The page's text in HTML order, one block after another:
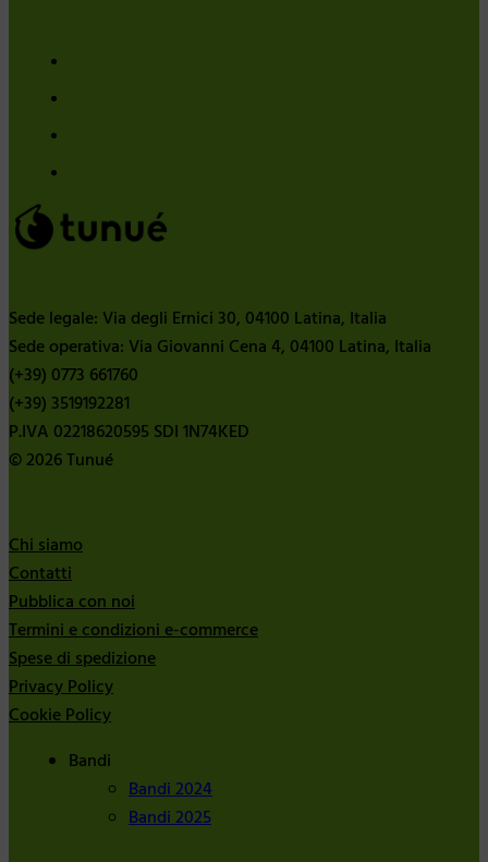
Sede legale: Via degli Ernici 30, 04100 Latina, Italia
Sede operativa: Via Giovanni Cena 4, 04100 Latina, Italia
(+39) 0773 661760
(+39) 3519192281
P.IVA 02218620595 SDI 1N74KED
© 2026 Tunué
Chi siamo
Contatti
Pubblica con noi
Termini e condizioni e-commerce
Spese di spedizione
Privacy Policy
Cookie Policy
Bandi
Bandi 2024
Bandi 2025